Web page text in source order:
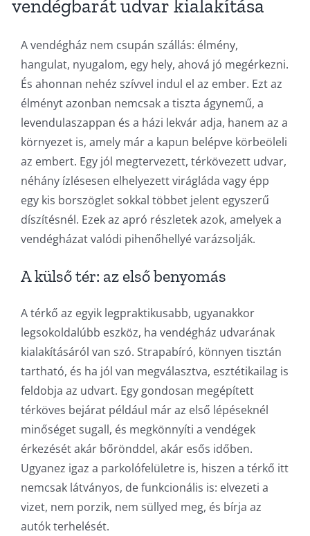
vendégbarát udvar kialakítása
A vendégház nem csupán szállás: élmény,
hangulat, nyugalom, egy hely, ahová jó megérkezni.
És ahonnan nehéz szívvel indul el az ember. Ezt az
élményt azonban nemcsak a tiszta ágynemű, a
levendulaszappan és a házi lekvár adja, hanem az a
környezet is, amely már a kapun belépve körbeöleli
az embert. Egy jól megtervezett, térkövezett udvar,
néhány ízlésesen elhelyezett virágláda vagy épp
egy kis borszöglet sokkal többet jelent egyszerű
díszítésnél. Ezek az apró részletek azok, amelyek a
vendégházat valódi pihenőhellyé varázsolják.
A külső tér: az első benyomás
A térkő az egyik legpraktikusabb, ugyanakkor
legsokoldalúbb eszköz, ha vendégház udvarának
kialakításáról van szó. Strapabíró, könnyen tisztán
tartható, és ha jól van megválasztva, esztétikailag is
feldobja az udvart. Egy gondosan megépített
térköves bejárat például már az első lépéseknél
minőséget sugall, és megkönnyíti a vendégek
érkezését akár bőrönddel, akár esős időben.
Ugyanez igaz a parkolófelületre is, hiszen a térkő itt
nemcsak látványos, de funkcionális is: elvezeti a
vizet, nem porzik, nem süllyed meg, és bírja az
autók terhelését.